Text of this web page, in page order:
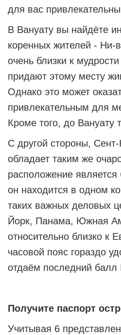
для вас
В Вануату вы найдёте
коренных жителей - Ни-
очень близки к
придают этому месту
Однако это может
привлекательным для
Кроме того, до Вануату
С другой стороны,
обладает таким же
расположение
он находится в одном
таких важных деловых
Йорк, Панама, Южная
относительно близко к
часовой пояс гораздо
отдаём последний балл
Получите паспорт
Учитывая 6